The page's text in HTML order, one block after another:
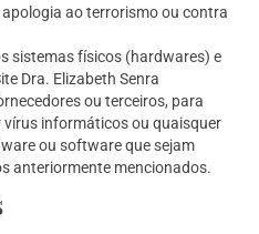
ao terrorismo ou contra
sistemas físicos (hardwares) e
Dra. Elizabeth Senra
ou terceiros, para
informáticos ou quaisquer
ou software que sejam
anteriormente mencionados.